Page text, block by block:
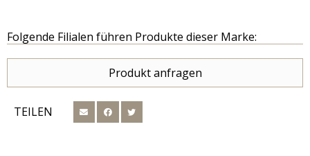
Folgende Filialen führen Produkte dieser Marke:
Produkt anfragen
TEILEN